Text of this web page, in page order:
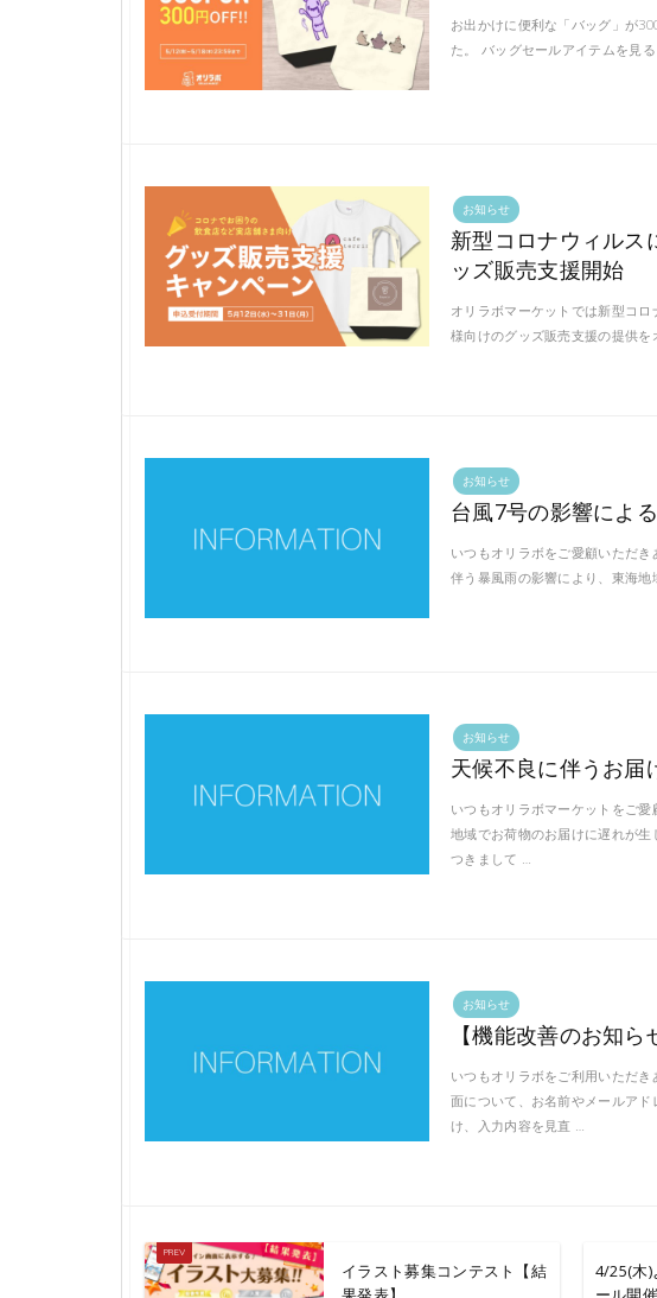
お出かけに便利な「バッグ」が
た。 バッグセールアイテムを見
お知らせ
新型コロナウィルス
ッズ販売支援開始
オリラボマーケットでは新型コ
様向けのグッズ販売支援の提供
お知らせ
台風7号の影響によ
いつもオリラボをご愛顧いただ
伴う暴風雨の影響により、東海
お知らせ
天候不良に伴うお届
いつもオリラボマーケットをご
地域でお荷物のお届けに遅れが
つきまして …
お知らせ
【機能改善のお知ら
いつもオリラボをご利用いただ
面について、お名前やメールア
け、入力内容を見直 …
イラスト募集コンテスト【結
4/25(木)